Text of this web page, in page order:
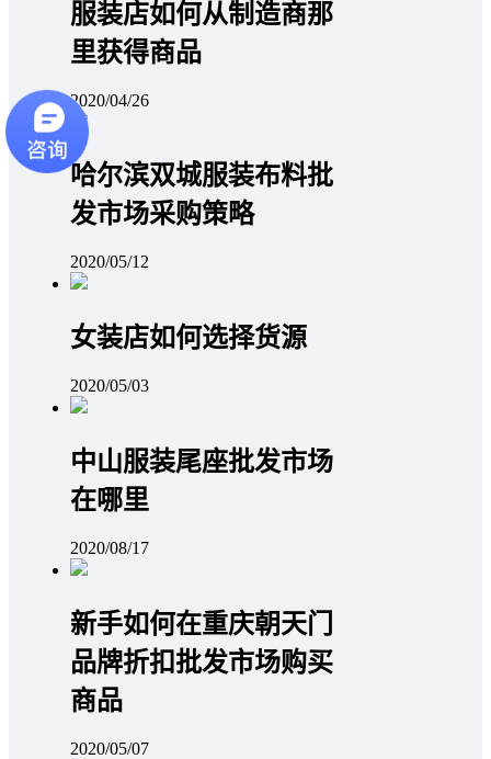
服装店如何从制造商那
里获得商品
2020/04/26
哈尔滨双城服装布料批
发市场采购策略
2020/05/12
女装店如何选择货源
2020/05/03
中山服装尾座批发市场
在哪里
2020/08/17
新手如何在重庆朝天门
品牌折扣批发市场购买
商品
2020/05/07